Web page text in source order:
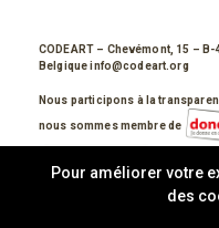
CODEART – Chevémont, 15 – B-
Belgiqueinfo@codeart.org
Nous participons à la
nous sommes membre de
Pour améliorer votre
des